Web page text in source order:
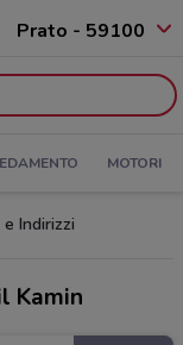
Prato - 59100
MOTORI
Indirizzi
Kamin